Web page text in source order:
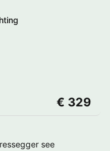
€ 329
see